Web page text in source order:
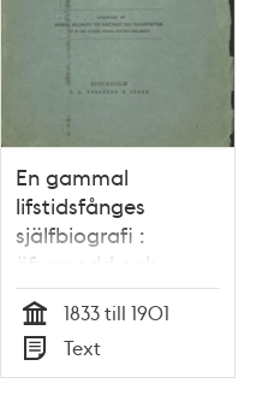
En gammal
lifstidsfånges
själfbiografi :
öfversedd och
fullständigad samt
barnavårdare
tillegnad / av Per
Vilhelm Lundgren;
Tid
1833 till 1901
Typ
Text